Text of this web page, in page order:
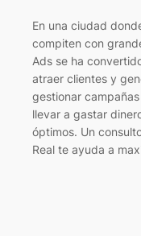
En una ciudad
compiten con
Ads se ha
atraer clientes y
gestionar
llevar a gastar
óptimos. Un
Real te ayuda a